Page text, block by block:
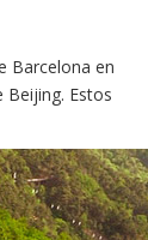
Barcelona en
Beijing. Estos